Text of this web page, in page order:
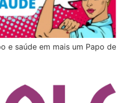
e saúde em mais um Papo de